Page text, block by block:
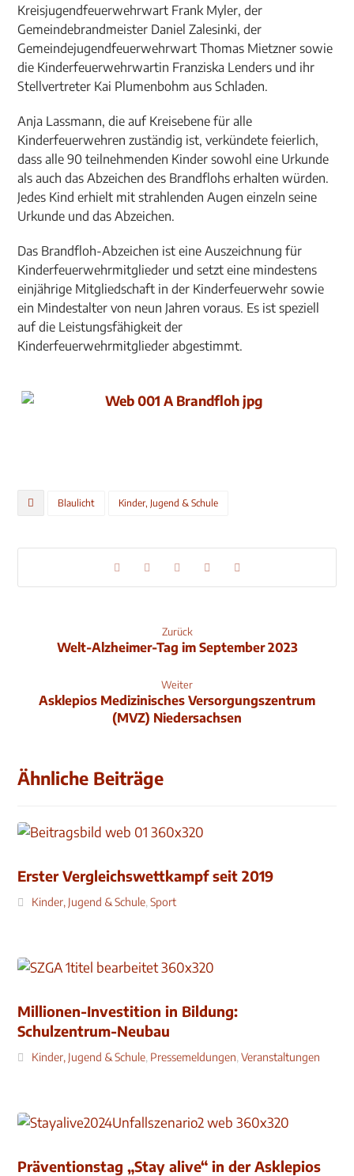
Kreisjugendfeuerwehrwart Frank Myler, der
Gemeindebrandmeister Daniel Zalesinki, der
Gemeindejugendfeuerwehrwart Thomas Mietzner sowie
die Kinderfeuerwehrwartin Franziska Lenders und ihr
Stellvertreter Kai Plumenbohm aus Schladen.
Anja Lassmann, die auf Kreisebene für alle
Kinderfeuerwehren zuständig ist, verkündete feierlich,
dass alle 90 teilnehmenden Kinder sowohl eine Urkunde
als auch das Abzeichen des Brandflohs erhalten würden.
Jedes Kind erhielt mit strahlenden Augen einzeln seine
Urkunde und das Abzeichen.
Das Brandfloh-Abzeichen ist eine Auszeichnung für
Kinderfeuerwehrmitglieder und setzt eine mindestens
einjährige Mitgliedschaft in der Kinderfeuerwehr sowie
ein Mindestalter von neun Jahren voraus. Es ist speziell
auf die Leistungsfähigkeit der
Kinderfeuerwehrmitglieder abgestimmt.
Blaulicht Kinder, Jugend & Schule
Zurück
Welt-Alzheimer-Tag im September 2023
Weiter
Asklepios Medizinisches Versorgungszentrum
(MVZ) Niedersachsen
Ähnliche Beiträge
Erster Vergleichswettkampf seit 2019
Kinder, Jugend & Schule,Sport
Millionen-Investition in Bildung:
Schulzentrum-Neubau
Kinder, Jugend & Schule, Pressemeldungen,Veranstaltungen
Präventionstag „Stay alive“ in der Asklepios